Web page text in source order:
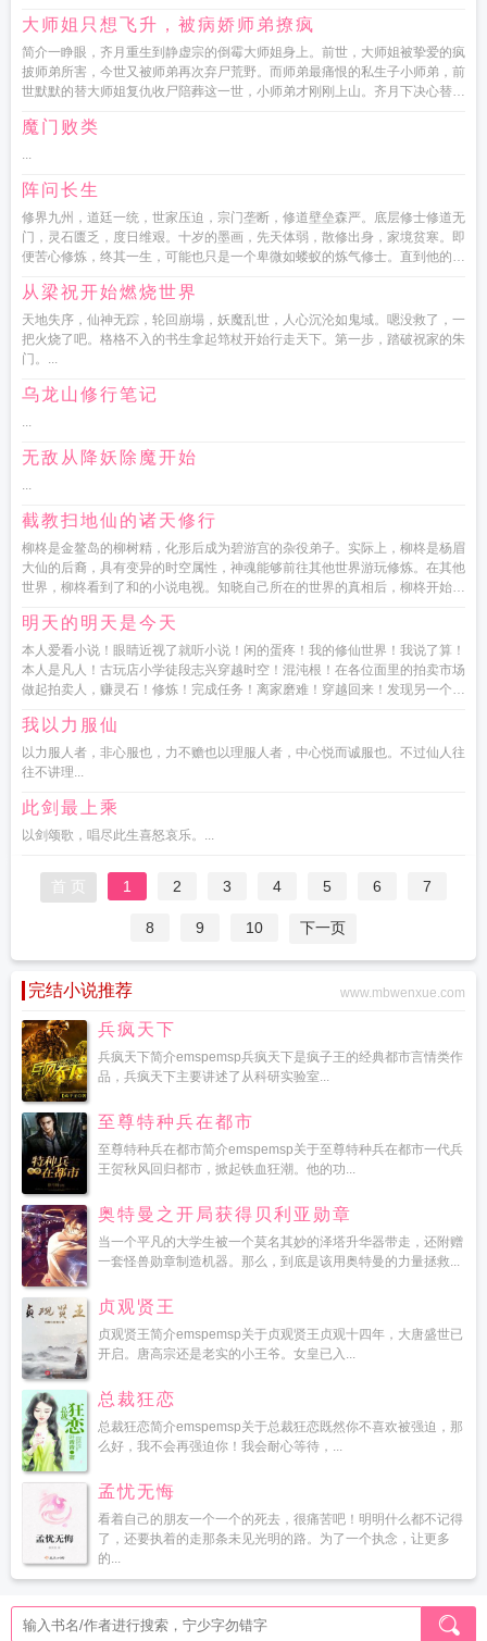
大师姐只想飞升，被病娇师弟撩疯
简介一睁眼，齐月重生到静虚宗的倒霉大师姐身上。前世，大师姐被挚爱的疯
披师弟所害，今世又被师弟再次弃尸荒野。而师弟最痛恨的私生子小师弟，前
世默默的替大师姐复仇收尸陪葬这一世，小师弟才刚刚上山。齐月下决心替原
魔门败类
...
阵问长生
修界九州，道廷一统，世家压迫，宗门垄断，修道壁垒森严。底层修士修道无
门，灵石匮乏，度日维艰。十岁的墨画，先天体弱，散修出身，家境贫寒。即
便苦心修炼，终其一生，可能也只是一个卑微如蝼蚁的炼气修士。直到他的识
从梁祝开始燃烧世界
天地失序，仙神无踪，轮回崩塌，妖魔乱世，人心沉沦如鬼域。嗯没救了，一
把火烧了吧。格格不入的书生拿起筇杖开始行走天下。第一步，踏破祝家的朱
门。...
乌龙山修行笔记
...
无敌从降妖除魔开始
...
截教扫地仙的诸天修行
柳柊是金鳌岛的柳树精，化形后成为碧游宫的杂役弟子。实际上，柳柊是杨眉
大仙的后裔，具有变异的时空属性，神魂能够前往其他世界游玩修炼。在其他
世界，柳柊看到了和的小说电视。知晓自己所在的世界的真相后，柳柊开始暗
明天的明天是今天
本人爱看小说！眼睛近视了就听小说！闲的蛋疼！我的修仙世界！我说了算！
本人是凡人！古玩店小学徒段志兴穿越时空！混沌根！在各位面里的拍卖市场
做起拍卖人，赚灵石！修炼！完成任务！离家磨难！穿越回来！发现另一个段
我以力服仙
以力服人者，非心服也，力不赡也以理服人者，中心悦而诚服也。不过仙人往
往不讲理...
此剑最上乘
以剑颂歌，唱尽此生喜怒哀乐。...
首 页 1 2 3 4 5 6 7
8 9 10 下一页
完结小说推荐 www.mbwenxue.com
兵疯天下
兵疯天下简介emspemsp兵疯天下是疯子王的经典都市言情类作
品，兵疯天下主要讲述了从科研实验室...
至尊特种兵在都市
至尊特种兵在都市简介emspemsp关于至尊特种兵在都市一代兵
王贺秋风回归都市，掀起铁血狂潮。他的功...
奥特曼之开局获得贝利亚勋章
当一个平凡的大学生被一个莫名其妙的泽塔升华器带走，还附赠
一套怪兽勋章制造机器。那么，到底是该用奥特曼的力量拯救...
贞观贤王
贞观贤王简介emspemsp关于贞观贤王贞观十四年，大唐盛世已
开启。唐高宗还是老实的小王爷。女皇已入...
总裁狂恋
总裁狂恋简介emspemsp关于总裁狂恋既然你不喜欢被强迫，那
么好，我不会再强迫你！我会耐心等待，...
孟忧无悔
看着自己的朋友一个一个的死去，很痛苦吧！明明什么都不记得
了，还要执着的走那条未见光明的路。为了一个执念，让更多
的...